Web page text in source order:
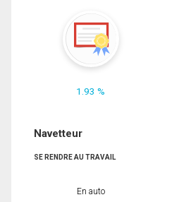
1.93 %
Navetteur
SE RENDRE AU TRAVAIL
En auto